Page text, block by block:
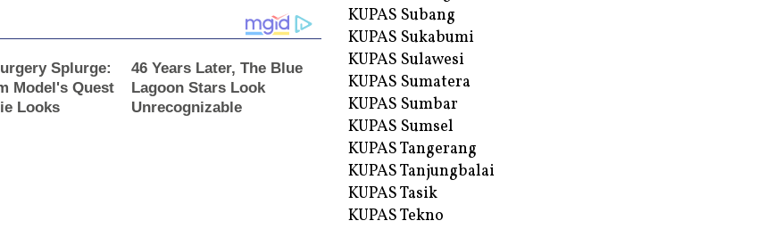
KUPAS Subang
KUPAS Sukabumi
KUPAS Sulawesi
KUPAS Sumatera
KUPAS Sumbar
KUPAS Sumsel
KUPAS Tangerang
KUPAS Tanjungbalai
KUPAS Tasik
KUPAS Tekno